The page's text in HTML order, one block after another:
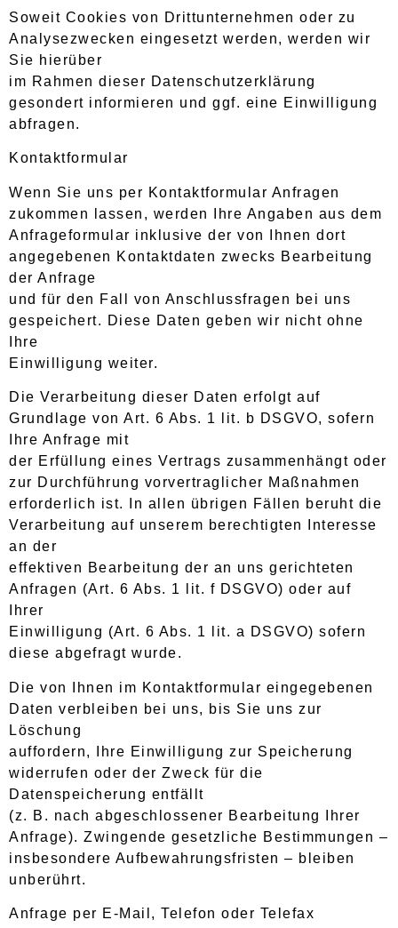
Soweit Cookies von Drittunternehmen oder zu
Analysezwecken eingesetzt werden, werden wir
Sie hierüber
im Rahmen dieser Datenschutzerklärung
gesondert informieren und ggf. eine Einwilligung
abfragen.
Kontaktformular
Wenn Sie uns per Kontaktformular Anfragen
zukommen lassen, werden Ihre Angaben aus dem
Anfrageformular inklusive der von Ihnen dort
angegebenen Kontaktdaten zwecks Bearbeitung
der Anfrage
und für den Fall von Anschlussfragen bei uns
gespeichert. Diese Daten geben wir nicht ohne
Ihre
Einwilligung weiter.
Die Verarbeitung dieser Daten erfolgt auf
Grundlage von Art. 6 Abs. 1 lit. b DSGVO, sofern
Ihre Anfrage mit
der Erfüllung eines Vertrags zusammenhängt oder
zur Durchführung vorvertraglicher Maßnahmen
erforderlich ist. In allen übrigen Fällen beruht die
Verarbeitung auf unserem berechtigten Interesse
an der
effektiven Bearbeitung der an uns gerichteten
Anfragen (Art. 6 Abs. 1 lit. f DSGVO) oder auf
Ihrer
Einwilligung (Art. 6 Abs. 1 lit. a DSGVO) sofern
diese abgefragt wurde.
Die von Ihnen im Kontaktformular eingegebenen
Daten verbleiben bei uns, bis Sie uns zur
Löschung
auffordern, Ihre Einwilligung zur Speicherung
widerrufen oder der Zweck für die
Datenspeicherung entfällt
(z. B. nach abgeschlossener Bearbeitung Ihrer
Anfrage). Zwingende gesetzliche Bestimmungen –
insbesondere Aufbewahrungsfristen – bleiben
unberührt.
Anfrage per E-Mail, Telefon oder Telefax